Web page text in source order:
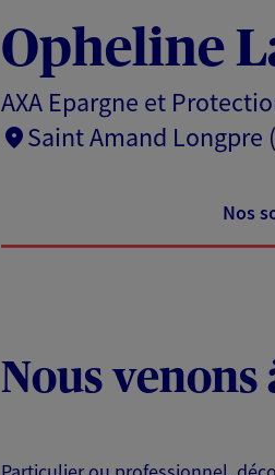
Opheline
AXA Epargne et
Saint Amand Longpre
Nos
Nous